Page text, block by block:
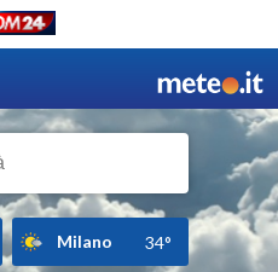
Milano 34°